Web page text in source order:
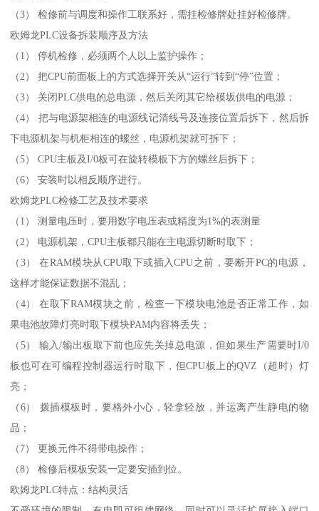
（3） 检修前与调度和操作工联系好，需挂检修牌处挂好检修牌。
欧姆龙PLC设备拆装顺序及方法
（1） 停机检修，必须两个人以上监护操作；
（2） 把CPU前面板上的方式选择开关从“运行”转到“停”位置；
（3） 关闭PLC供电的总电源，然后关闭其它给模坂供电的电源；
（4） 把与电源架相连的电源线记清线号及连接位置后拆下，然后拆
下电源机架与机柜相连的螺丝，电源机架就可拆下；
（5） CPU主板及I/0板可在旋转模板下方的螺丝后拆下；
（6） 安装时以相反顺序进行。
欧姆龙PLC检修工艺及技术要求
（1） 测量电压时，要用数字电压表或精度为1%的表测量
（2） 电源机架，CPU主板都只能在主电源切断时取下；
（3） 在RAM模块从CPU取下或插入CPU之前，要断开PC的电源，
这样才能保证数据不混乱；
（4） 在取下RAM模块之前，检查一下模块电池是否正常工作，如
果电池故障灯亮时取下模块PAM内容将丢失；
（5） 输入/输出板取下前也应先关掉总电源，但如果生产需要时I/0
板也可在可编程控制器运行时取下，但CPU板上的QVZ（超时）灯
亮；
（6） 拨插模板时，要格外小心，轻拿轻放，并运离产生静电的物
品；
（7） 更换元件不得带电操作；
（8） 检修后模板安装一定要安插到位。
欧姆龙PLC特点：结构灵活